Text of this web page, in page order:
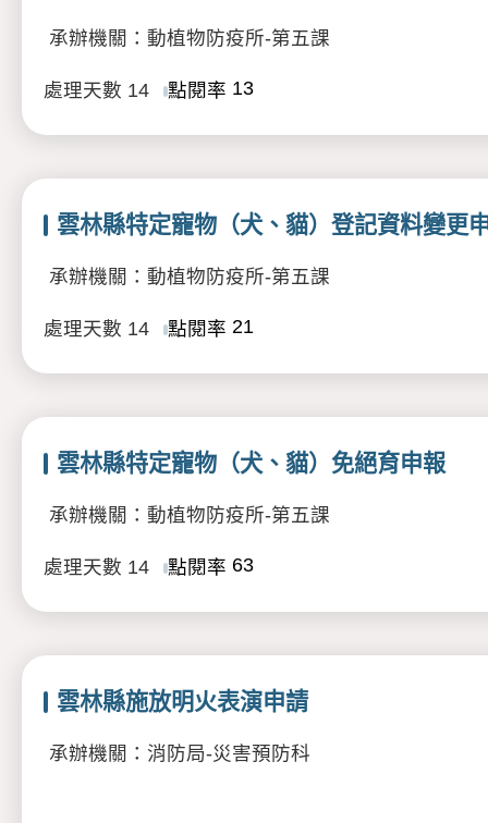
承辦機關：動植物防疫所-第五課
處理天數 14 點閱率 13
雲林縣特定寵物（犬、貓）登記資料變更
承辦機關：動植物防疫所-第五課
處理天數 14 點閱率 21
雲林縣特定寵物（犬、貓）免絕育申報
承辦機關：動植物防疫所-第五課
處理天數 14 點閱率 63
雲林縣施放明火表演申請
承辦機關：消防局-災害預防科